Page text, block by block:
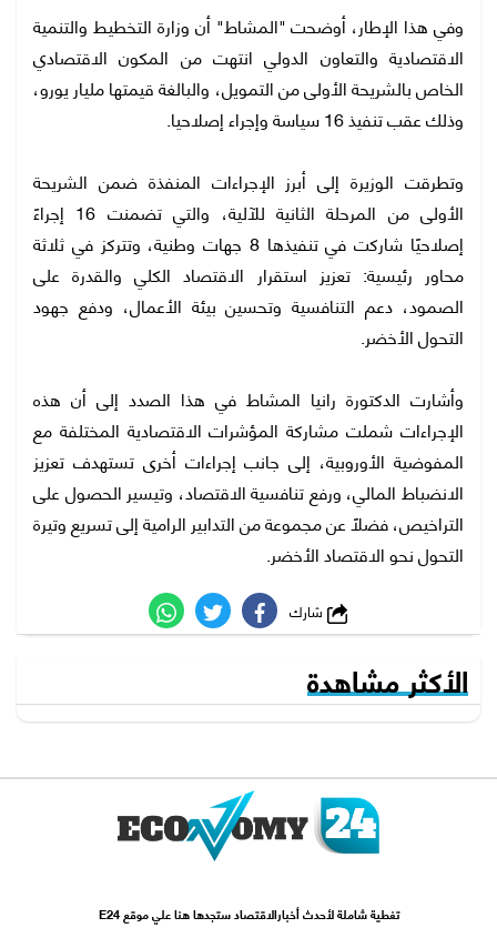
وفي هذا الإطار، أوضحت "المشاط" أن وزارة التخطيط والتنمية
الاقتصادية والتعاون الدولي انتهت من المكون الاقتصادي
الخاص بالشريحة الأولى من التمويل، والبالغة قيمتها مليار يورو،
وذلك عقب تنفيذ 16 سياسة وإجراء إصلاحيا.
وتطرقت الوزيرة إلى أبرز الإجراءات المنفذة ضمن الشريحة
الأولى من المرحلة الثانية للآلية، والتي تضمنت 16 إجراءً
إصلاحيًا شاركت في تنفيذها 8 جهات وطنية، وتتركز في ثلاثة
محاور رئيسية: تعزيز استقرار الاقتصاد الكلي والقدرة على
الصمود، دعم التنافسية وتحسين بيئة الأعمال، ودفع جهود
التحول الأخضر.
وأشارت الدكتورة رانيا المشاط في هذا الصدد إلى أن هذه
الإجراءات شملت مشاركة المؤشرات الاقتصادية المختلفة مع
المفوضية الأوروبية، إلى جانب إجراءات أخرى تستهدف تعزيز
الانضباط المالي، ورفع تنافسية الاقتصاد، وتيسير الحصول على
التراخيص، فضلًا عن مجموعة من التدابير الرامية إلى تسريع وتيرة
التحول نحو الاقتصاد الأخضر.
الأكثر مشاهدة
تغطية شاملة لأحدث أخبارالاقتصاد ستجدها هنا علي موقع E24